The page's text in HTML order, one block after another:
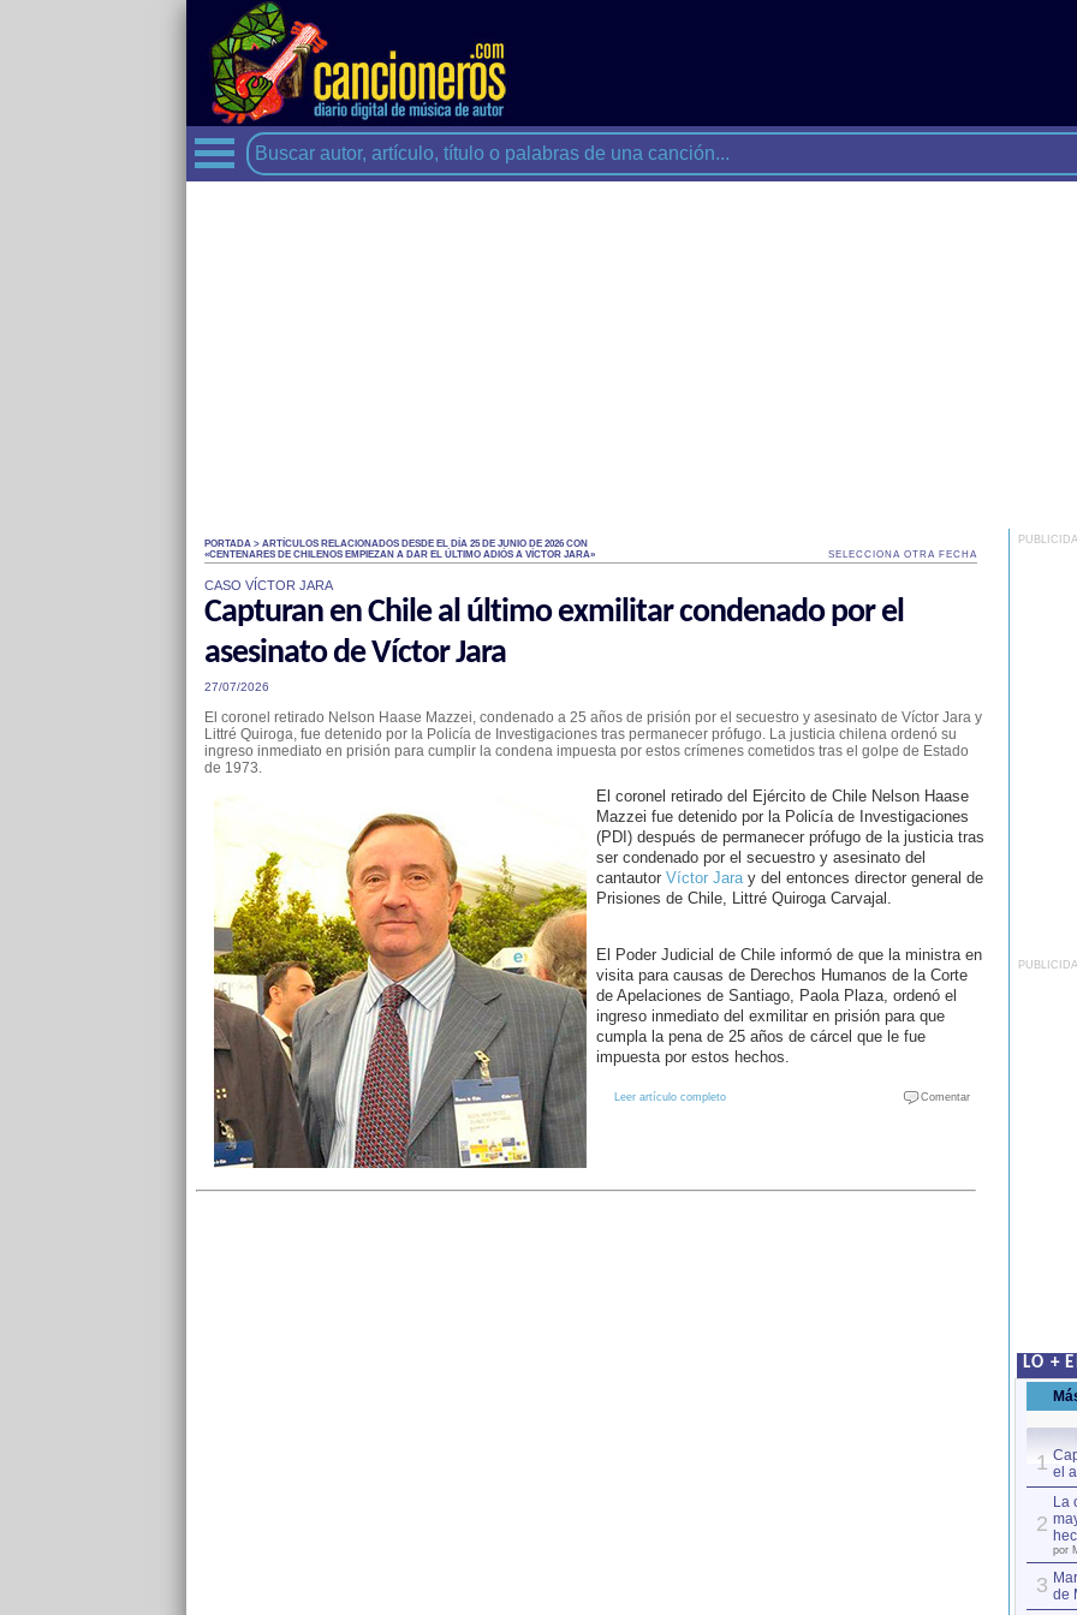
PORTADA > ARTÍCULOS RELACIONADOS DESDE EL DÍA 25 DE JUNIO DE 2026 CON
«CENTENARES DE CHILENOS EMPIEZAN A DAR EL ÚLTIMO ADIÓS A VÍCTOR JARA»
SELECCIONA OTRA FECHA
CASO VÍCTOR JARA
Capturan en Chile al último exmilitar condenado por el
asesinato de Víctor Jara
27/07/2026
El coronel retirado Nelson Haase Mazzei, condenado a 25 años de prisión por el secuestro y asesinato de Víctor Jara y
Littré Quiroga, fue detenido por la Policía de Investigaciones tras permanecer prófugo. La justicia chilena ordenó su
ingreso inmediato en prisión para cumplir la condena impuesta por estos crímenes cometidos tras el golpe de Estado
de 1973.
El coronel retirado del Ejército de Chile Nelson Haase
Mazzei fue detenido por la Policía de Investigaciones
(PDI) después de permanecer prófugo de la justicia tras
ser condenado por el secuestro y asesinato del
cantautor Víctor Jaray del entonces director general de
Prisiones de Chile, Littré Quiroga Carvajal.
El Poder Judicial de Chile informó de que la ministra en
visita para causas de Derechos Humanos de la Corte
de Apelaciones de Santiago, Paola Plaza, ordenó el
ingreso inmediato del exmilitar en prisión para que
cumpla la pena de 25 años de cárcel que le fue
impuesta por estos hechos.
Leer artículo completo Comentar
LO +
1 el
2
La
por
3 de